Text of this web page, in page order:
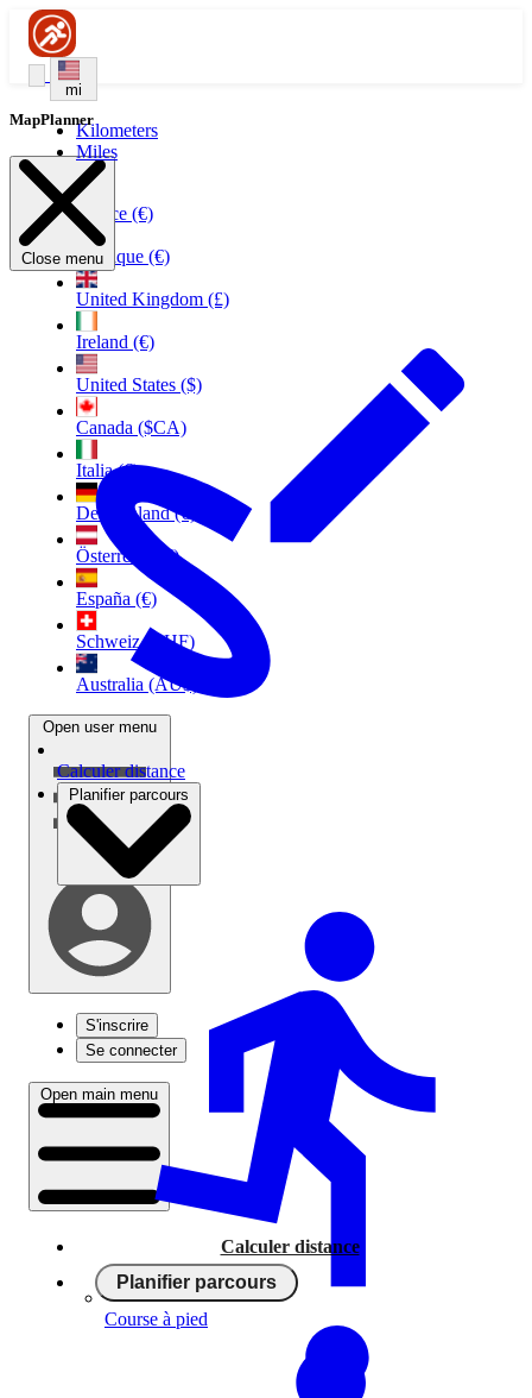
mi
Kilometers
Miles
France (€)
Belgique (€)
United Kingdom (£)
Ireland (€)
United States ($)
Canada ($CA)
Italia (€)
Deutschland (€)
Österreich (€)
España (€)
Schweiz (CHF)
Australia (AU$)
Open user menu
S'inscrire
Se connecter
Open main menu
Calculer distance
Planifier parcours
MapPlanner
Close menu
Calculer distance
Planifier parcours
Course à pied